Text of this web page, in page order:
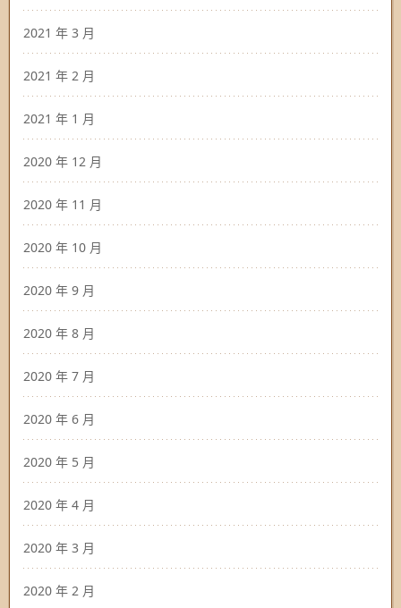
2021 年 3 月
2021 年 2 月
2021 年 1 月
2020 年 12 月
2020 年 11 月
2020 年 10 月
2020 年 9 月
2020 年 8 月
2020 年 7 月
2020 年 6 月
2020 年 5 月
2020 年 4 月
2020 年 3 月
2020 年 2 月